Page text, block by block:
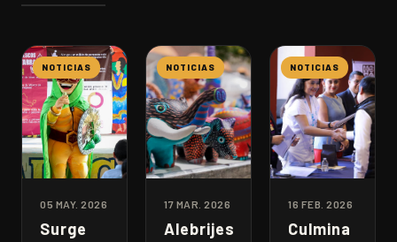
NOTICIAS
05 MAY. 2026
Surge
NOTICIAS
17 MAR. 2026
Alebrijes
NOTICIAS
16 FEB. 2026
Culmina